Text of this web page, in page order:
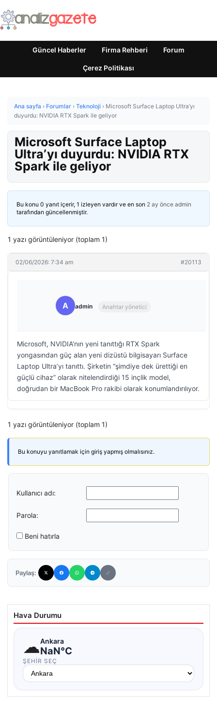
Güncel Haberler Firma Rehberi Forum
Çerez Politikası
Ana sayfa › Forumlar › Teknoloji › Microsoft Surface Laptop Ultra’yı
duyurdu: NVIDIA RTX Spark ile geliyor
Microsoft Surface Laptop
Ultra’yı duyurdu: NVIDIA RTX
Spark ile geliyor
Bu konu 0 yanıt içerir, 1 izleyen vardır ve en son 2 ay önce admin
tarafından güncellenmiştir.
1 yazı görüntüleniyor (toplam 1)
02/06/2026: 7:34 am #20113
A admin Anahtar yönetici
Microsoft, NVIDIA’nın yeni tanıttığı RTX Spark
yongasından güç alan yeni dizüstü bilgisayarı Surface
Laptop Ultra’yı tanıttı. Şirketin “şimdiye dek ürettiği en
güçlü cihaz” olarak nitelendirdiği 15 inçlik model,
doğrudan bir MacBook Pro rakibi olarak konumlandırılıyor.
1 yazı görüntüleniyor (toplam 1)
Bu konuyu yanıtlamak için giriş yapmış olmalısınız.
Kullanıcı adı:
Parola:
Beni hatırla
Paylaş:
Hava Durumu
☁Ankara
NaN°C
ŞEHIR SEÇ